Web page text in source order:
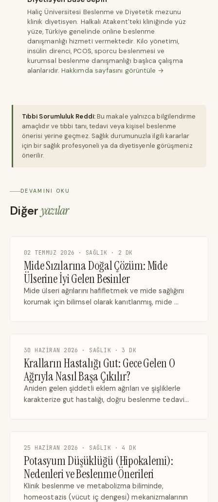
Haliç Üniversitesi Beslenme ve Diyetetik mezunu
klinik diyetisyen. Halkalı Atakent'teki kliniğinde yüz
yüze, Türkiye genelinde online beslenme
danışmanlığı hizmeti vermektedir. Kilo yönetimi,
insülin direnci, PCOS, sporcu beslenmesi ve
kurumsal beslenme danışmanlığı başlıca çalışma
alanlarıdır.Hakkımda sayfasını görüntüle →
Tıbbi Sorumluluk Reddi:Bu makale yalnızca bilgilendirme
amaçlıdır ve tıbbi tanı, tedavi veya kişisel beslenme
önerisi yerine geçmez. Sağlık durumunuzla ilgili kararlar
için bir sağlık profesyoneli ya da diyetisyenle görüşmeniz
önerilir.
DEVAMINI OKU
Diğeryazılar
02 TEMMUZ 2026 · SAĞLIK · 2 DK
Mide Sızılarına Doğal Çözüm: Mide
Ülserine İyi Gelen Besinler
Mide ülseri ağrılarını hafifletmek ve mide sağlığını
korumak için bilimsel olarak kanıtlanmış, mide …
30 HAZIRAN 2026 · SAĞLIK · 3 DK
Kralların Hastalığı Gut: Gece Gelen O
Ağrıyla Nasıl Başa Çıkılır?
Aniden gelen şiddetli eklem ağrıları ve şişliklerle
karakterize gut hastalığı, doğru beslenme tedavi…
25 HAZIRAN 2026 · SAĞLIK · 4 DK
Potasyum Düşüklüğü (Hipokalemi):
Nedenleri ve Beslenme Önerileri
Klinik beslenme ve metabolizma biliminde,
homeostazis (vücut iç dengesi) mekanizmalarının